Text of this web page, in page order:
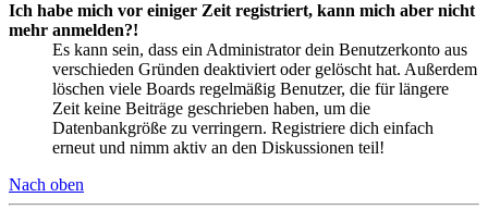
Ich habe mich vor einiger Zeit registriert, kann mich aber nicht
mehr anmelden?!
Es kann sein, dass ein Administrator dein Benutzerkonto aus
verschieden Gründen deaktiviert oder gelöscht hat. Außerdem
löschen viele Boards regelmäßig Benutzer, die für längere
Zeit keine Beiträge geschrieben haben, um die
Datenbankgröße zu verringern. Registriere dich einfach
erneut und nimm aktiv an den Diskussionen teil!
Nach oben